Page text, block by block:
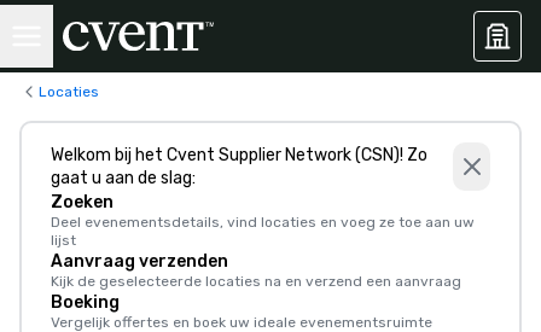
Locaties
Welkom bij het Cvent Supplier Network (CSN)! Zo
gaat u aan de slag:
Zoeken
Deel evenementsdetails, vind locaties en voeg ze toe aan uw
lijst
Aanvraag verzenden
Kijk de geselecteerde locaties na en verzend een aanvraag
Boeking
Vergelijk offertes en boek uw ideale evenementsruimte